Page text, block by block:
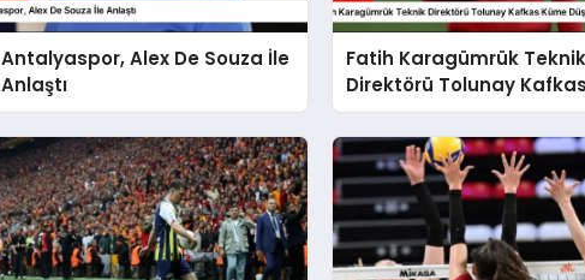
Antalyaspor, Alex De Souza İle
Anlaştı
Fatih Karagümrük Teknik
Direktörü Tolunay Kafkas
Küme Düşmelerini
Değerlendirdi